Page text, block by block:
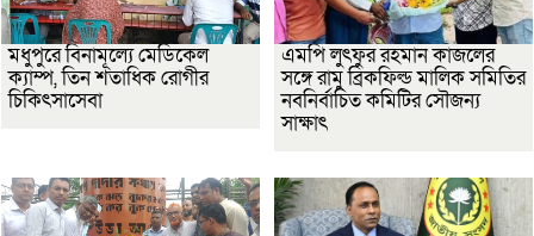
মধুপুরে বিনামূল্যে মেডিকেল
ক্যাম্প, তিন শতাধিক রোগীর
চিকিৎসাসেবা
এমপি লুৎফুর রহমান কাজলের
সঙ্গে রামু ব্রিকফিল্ড মালিক সমিতির
নবনির্বাচিত কমিটির সৌজন্য
সাক্ষাৎ